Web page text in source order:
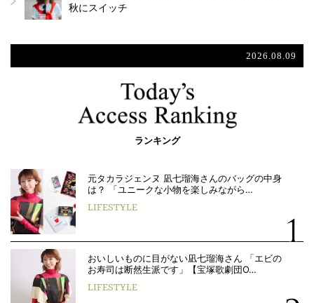
秋にスイッチ
2026.08.09
ランキング
元タカラジェンヌ 凪七瑠海さんのバッグの中身
は？ 「ユニークな小物を楽しみながら…
LIFESTYLE
おいしいものに目がない凪七瑠海さん 「エビの
お寿司は断然生派です」【宝塚歌劇団O…
LIFESTYLE